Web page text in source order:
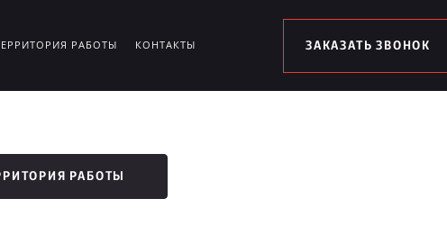
РАБОТЫ КОНТАКТЫ ЗАКАЗАТЬ ЗВОНОК
РАБОТЫ